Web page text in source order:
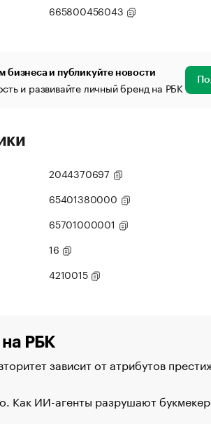
665800456043
бизнеса и публикуйте новости
и развивайте личный бренд на РБК
2044370697
65401380000
65701000001
16
4210015
РБК
зависит от атрибутов
Как ИИ-агенты разрушают